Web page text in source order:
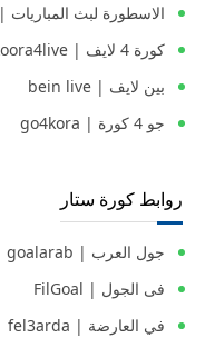
الاسطورة لبث المباريات | livehd7
كورة 4 لايف | koora4live
بين لايف | bein live
جو 4 كورة | go4kora
روابط كورة ستار
جول العرب | goalarab
فى الجول | FilGoal
في العارضة | fel3arda